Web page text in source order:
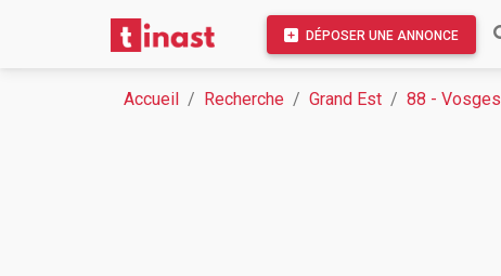
DÉPOSER UNE ANNONCE
Accueil Recherche Grand Est 88 - Vosges